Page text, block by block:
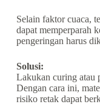
Selain faktor cuaca,
dapat memperparah
pengeringan harus
Solusi:
Lakukan curing atau
Dengan cara ini,
risiko retak dapat